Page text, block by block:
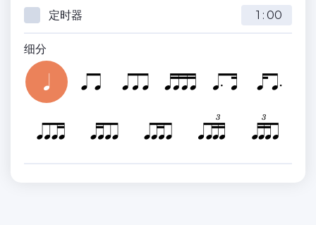
定时器 :
细分